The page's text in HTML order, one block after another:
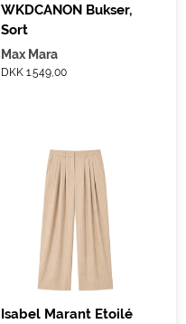
WKDCANON Bukser,
Sort
Max Mara
DKK 1.549,00
Isabel Marant Etoilé